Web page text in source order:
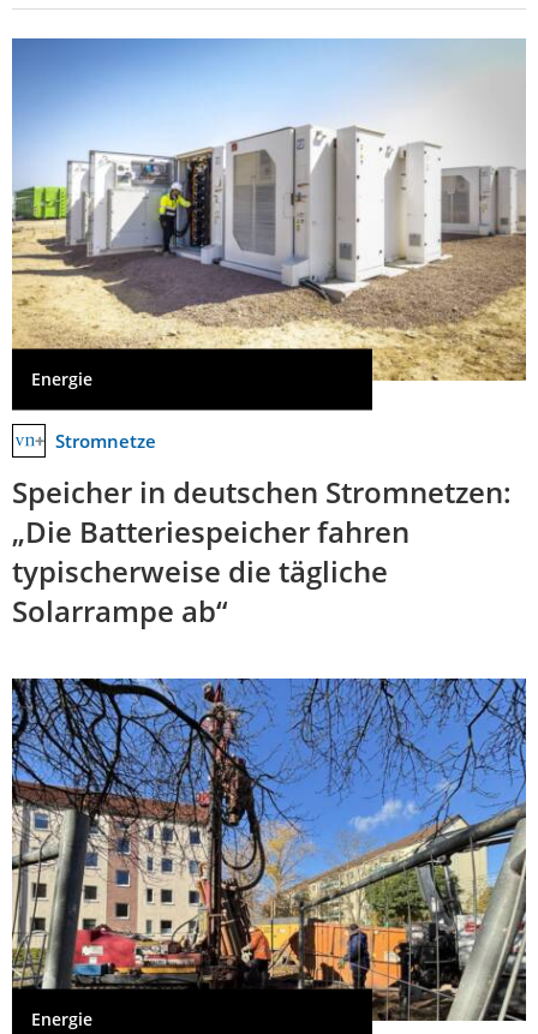
Energie
Stromnetze
Speicher in deutschen Stromnetzen:
„Die Batteriespeicher fahren
typischerweise die tägliche
Solarrampe ab“
Energie